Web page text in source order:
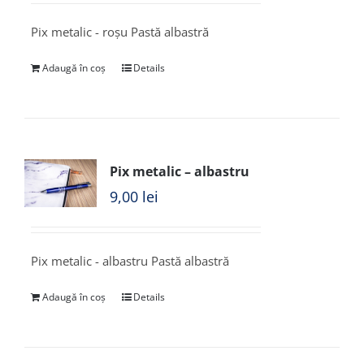
Pix metalic - roșu Pastă albastră
Adaugă în coș Details
Pix metalic – albastru
9,00 lei
Pix metalic - albastru Pastă albastră
Adaugă în coș Details